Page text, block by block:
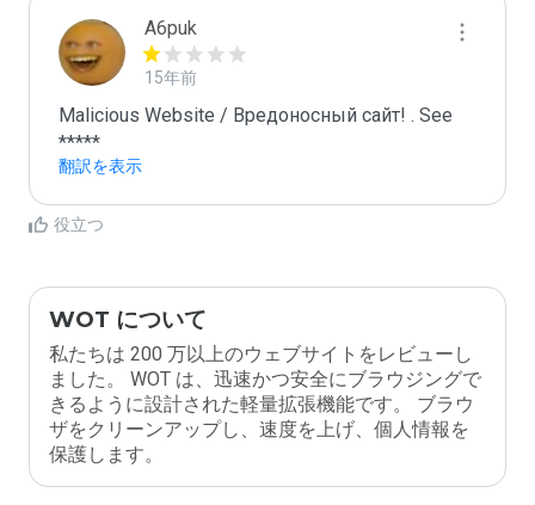
A6puk
15年前
Malicious Website / Вредоносный сайт! . See
*****
翻訳を表示
役立つ
WOT について
私たちは 200 万以上のウェブサイトをレビューし
ました。 WOT は、迅速かつ安全にブラウジングで
きるように設計された軽量拡張機能です。 ブラウ
ザをクリーンアップし、速度を上げ、個人情報を
保護します。